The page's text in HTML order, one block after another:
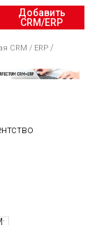
ERP
Добавить
CRM/ERP
CRM / ERP /